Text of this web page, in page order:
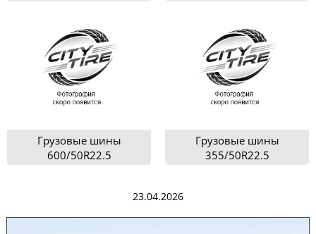
Грузовые шины
600/50R22.5
Грузовые шины
355/50R22.5
23.04.2026